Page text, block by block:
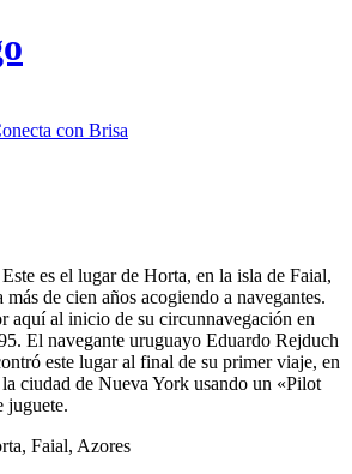
con Brisa
es el lugar de Horta, en la isla de Faial,
de cien años acogiendo a navegantes.
aquí al inicio de su circunnavegación en
El navegante uruguayo Eduardo Rejduch
este lugar al final de su primer viaje, en
ciudad de Nueva York usando un «Pilot
juguete.